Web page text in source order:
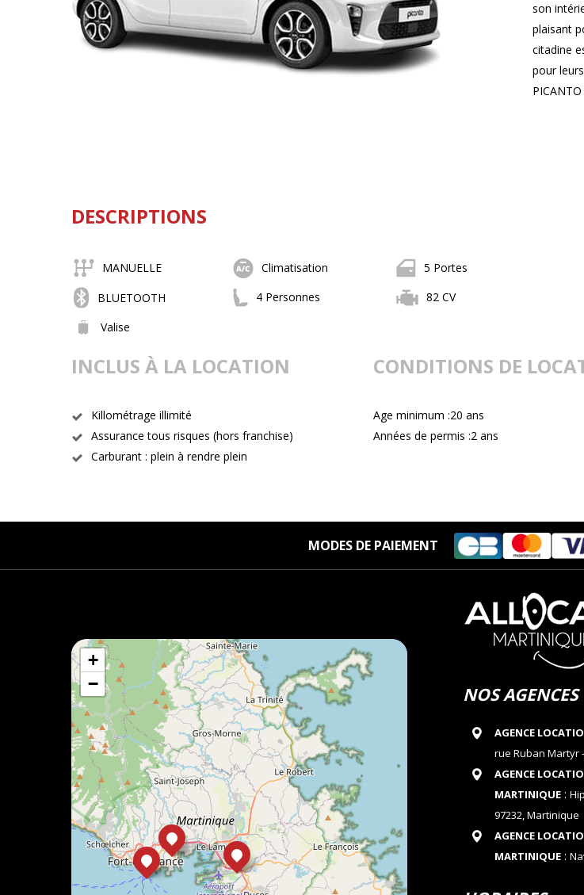
son
plaisant
citadine
pour
DESCRIPTIONS
MANUELLE Climatisation
5 Portes
BLUETOOTH
4 Personnes
82 CV
Valise
INCLUS À LA LOCATION
Killométrage illimité
Assurance tous risques (hors franchise)
Carburant : plein à rendre plein
CONDITIONS DE
Age minimum :20 ans
Années de permis :2 ans
MODES DE PAIEMENT
+
−
NOS AGENCES
AGENCE
rue Ruban Martyr
AGENCE
MARTINIQUE:
97232, Martinique
AGENCE
MARTINIQUE: